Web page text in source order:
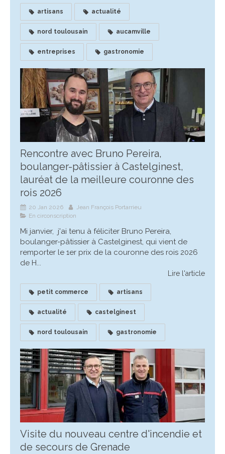
artisans actualité
nord toulousain aucamville
entreprises gastronomie
Rencontre avec Bruno Pereira,
boulanger-pâtissier à Castelginest,
lauréat de la meilleure couronne des
rois 2026
20 Jan 2026
Jean François Portarrieu
En circonscription
Mi janvier, j'ai tenu à féliciter Bruno Pereira,
boulanger-pâtissier à Castelginest, qui vient de
remporter le 1er prix de la couronne des rois 2026
de H...
Lire l'article
petit commerce artisans
actualité castelginest
nord toulousain gastronomie
Visite du nouveau centre d'incendie et
de secours de Grenade